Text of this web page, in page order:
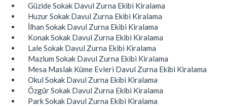
Güzide Sokak Davul Zurna Ekibi Kiralama
Huzur Sokak Davul Zurna Ekibi Kiralama
İlhan Sokak Davul Zurna Ekibi Kiralama
Konak Sokak Davul Zurna Ekibi Kiralama
Lale Sokak Davul Zurna Ekibi Kiralama
Mazlum Sokak Davul Zurna Ekibi Kiralama
Mesa Maslak Küme Evleri Davul Zurna Ekibi Kiralama
Okul Sokak Davul Zurna Ekibi Kiralama
Özgür Sokak Davul Zurna Ekibi Kiralama
Park Sokak Davul Zurna Ekibi Kiralama